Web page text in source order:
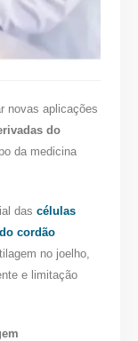
novas aplicações
do
da medicina
dascélulas
cordão
no joelho,
e limitação